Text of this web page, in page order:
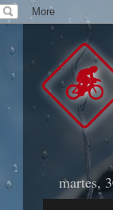
martes,